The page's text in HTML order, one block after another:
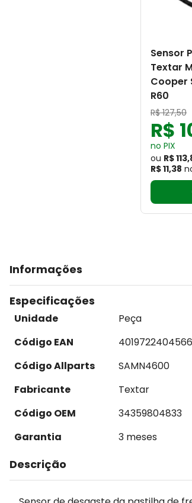
Sensor
Textar
Cooper
R60
R$ 127,50
R$
no PIX
ou R$
R$ 11,38
Informações
Especificações
Unidade
Peça
Código EAN
4019722404566
Código Allparts
SAMN4600
Fabricante
Textar
Código OEM
34359804833
Garantia
3 meses
Descrição